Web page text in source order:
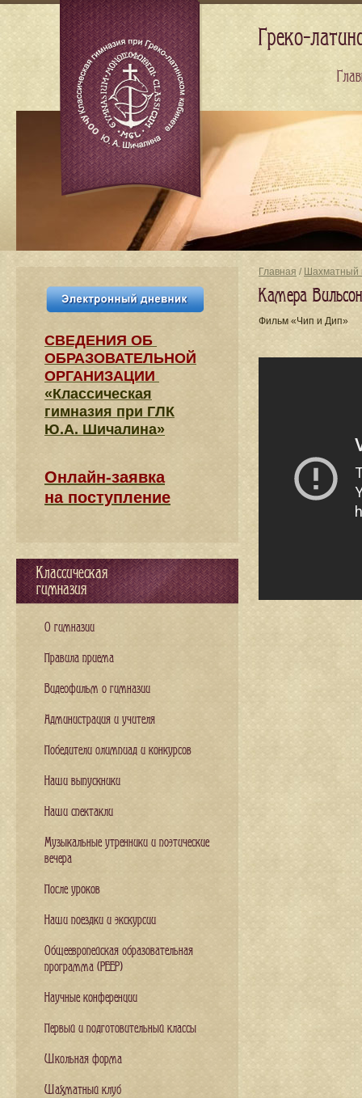
Главная / Шахматный
Камера
Фильм «Чип и Дип»
СВЕДЕНИЯ​ ОБ
ОБРАЗОВАТЕЛЬНОЙ
ОРГАНИЗАЦИИ
«Классическая
гимназия при ГЛК
Ю.А. Шичалина»
Онлайн-заявка
на поступление
Классическая
гимназия
О гимназии
Правила приема
Видеофильм о гимназии
Администрация и учителя
Победители олимпиад и конкурсов
Наши выпускники
Наши спектакли
Музыкальные утренники и поэтические
вечера
После уроков
Наши поездки и экскурсии
Общеевропейская образовательная
программа (PEEP)
Научные конференции
Первый и подготовительный классы
Школьная форма
Шахматный клуб
Греко-